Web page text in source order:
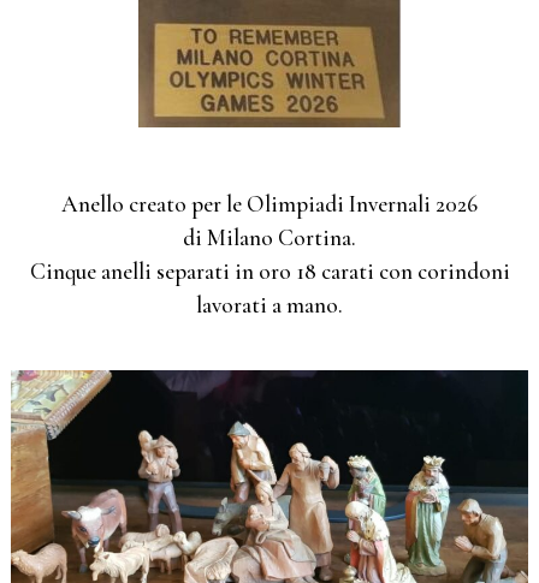
Anello creato per le Olimpiadi Invernali 2026
di Milano Cortina.
Cinque anelli separati in oro 18 carati con corindoni
lavorati a mano.